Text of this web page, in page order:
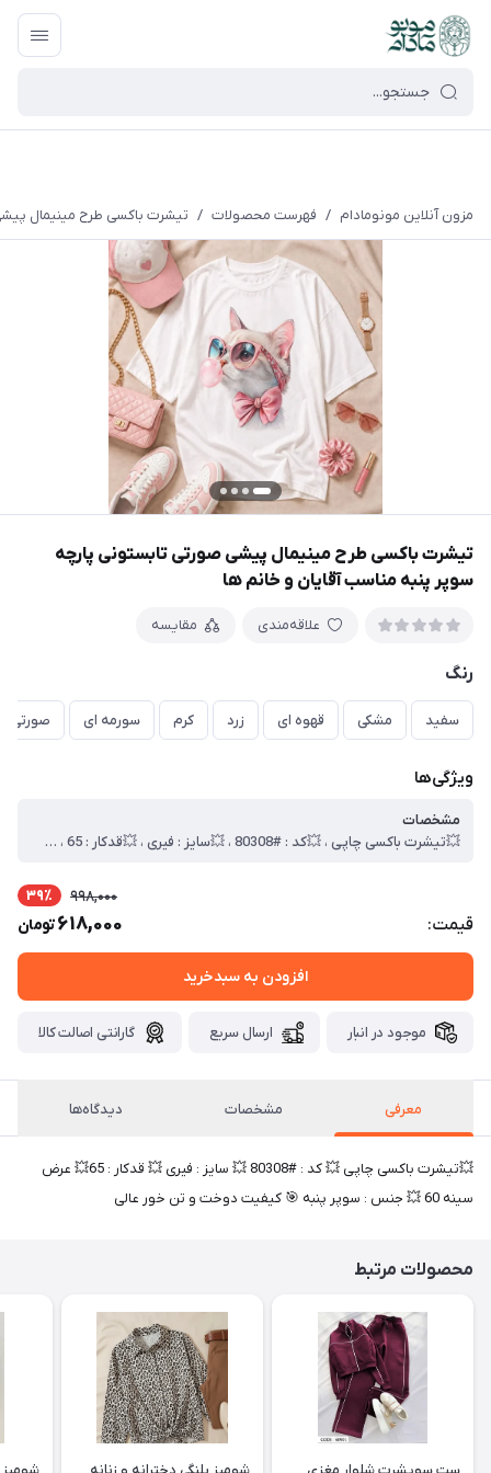
google-site-verification=UkFKasNatN7FPdBOwdojHjkgfDasi-
9oGygsJEdAZik
مزون آنلاین مونومادام / فهرست محصولات / تیشرت باکسی طرح مینیمال
تیشرت باکسی طرح مینیمال پیشی صورتی تابستونی پارچه
سوپر پنبه مناسب آقایان و خانم ها
علاقه‌مندی مقایسه
رنگ
سفید مشکی قهوه ای زرد کرم سورمه ای صورتی
ویژگی‌ها
مشخصات
💥تیشرت باکسی چاپی ، 💥کد : #80308 ، 💥سایز : فیری ، 💥قدکار : 65 ، 💥 عرض سینه 60 ، 💥جنس : سوپر پنبه ، 🎯کیفیت دوخت و تن خور عالی
قیمت:
998,000 39٪
618,000تومان
افزودن به سبدخرید
موجود در انبار ارسال سریع گارانتی اصالت کالا
معرفی مشخصات دیدگاه‌ها
💥تیشرت باکسی چاپی 💥 کد : #80308 💥 سایز : فیری 💥 قدکار : 65💥 عرض
سینه 60 💥 جنس : سوپر پنبه 🎯 کیفیت دوخت و تن خور عالی
محصولات مرتبط